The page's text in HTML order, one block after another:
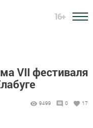
16+
VII фестиваля
9499 0 17